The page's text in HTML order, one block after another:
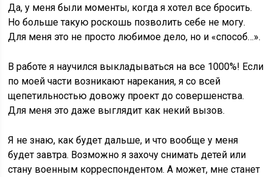
Да, у меня были моменты, когда я хотел все бросить.
Но больше такую роскошь позволить себе не могу.
Для меня это не просто любимое дело, но и «способ…».
В работе я научился выкладываться на все 1000%! Если
по моей части возникают нарекания, я со всей
щепетильностью довожу проект до совершенства.
Для меня это даже выглядит как некий вызов.
Я не знаю, как будет дальше, и что вообще у меня
будет завтра. Возможно я захочу снимать детей или
стану военным корреспондентом. А может, мне станет